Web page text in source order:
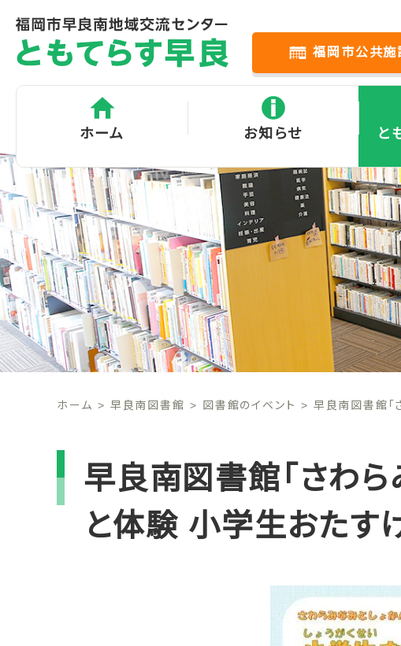
福岡市公共施
ホーム お知らせ
と
ホーム 早良南図書館 図書館のイベント 早良南図書館「
早良南図書館「さわら
と体験 小学生おたす